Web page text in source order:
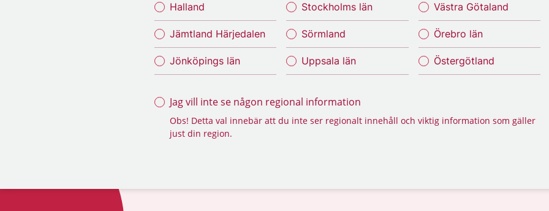
Halland
Jämtland Härjedalen
Jönköpings län
Stockholms län
Sörmland
Uppsala län
Västra Götaland
Örebro län
Östergötland
Jag vill inte se någon regional information
Obs! Detta val innebär att du inte ser regionalt innehåll och viktig information som gäller
just din region.